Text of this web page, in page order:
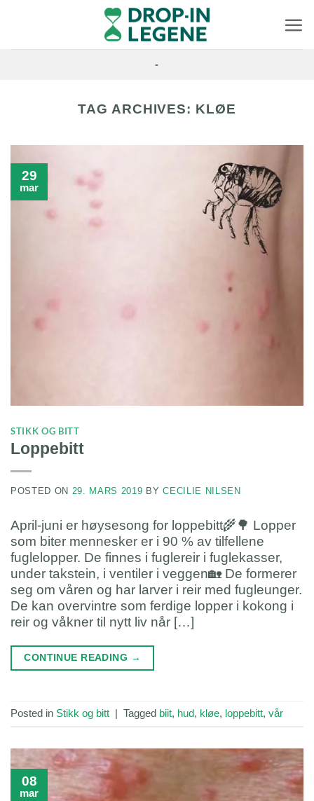
content
-
TAG ARCHIVES: KLØE
29
mar
STIKK OG BITT
Loppebitt
POSTED ON 29. MARS 2019 BYCECILIE NILSEN
April-juni er høysesong for loppebitt🌾🌳 Lopper
som biter mennesker er i 90 % av tilfellene
fuglelopper. De finnes i fuglereir i fuglekasser,
under takstein, i ventiler i veggen🏡 De formerer
seg om våren og har larver i reir med fugleunger.
De kan overvintre som ferdige lopper i kokong i
reir og våkner til nytt liv når […]
CONTINUE READING →
Posted in Stikk og bitt | Tagged biit, hud, kløe, loppebitt, vår
08
mar